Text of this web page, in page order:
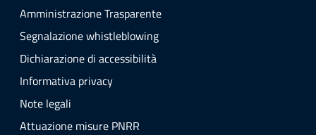
Amministrazione Trasparente
Segnalazione whistleblowing
Dichiarazione di accessibilità
Informativa privacy
Note legali
Attuazione misure PNRR